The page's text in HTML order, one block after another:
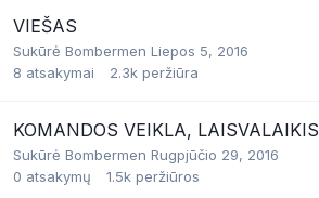
VIEŠAS
Sukūrė Bombermen Liepos 5, 2016
8 atsakymai 2.3k peržiūra
KOMANDOS VEIKLA, LAISVALAIKIS
Sukūrė Bombermen Rugpjūčio 29, 2016
0 atsakymų 1.5k peržiūros